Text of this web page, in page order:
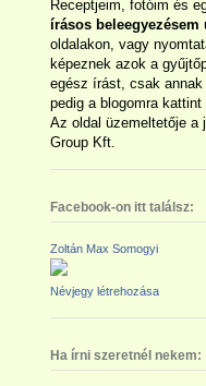
Receptjeim, fotóim és
írásos beleegyezésem
oldalakon, vagy
képeznek azok a
egész írást, csak
pedig a blogomra kattint
Az oldal üzemeltetője a
Group Kft.
Facebook-on itt találsz:
Zoltán Max Somogyi
Névjegy létrehozása
Ha írni szeretnél nekem: